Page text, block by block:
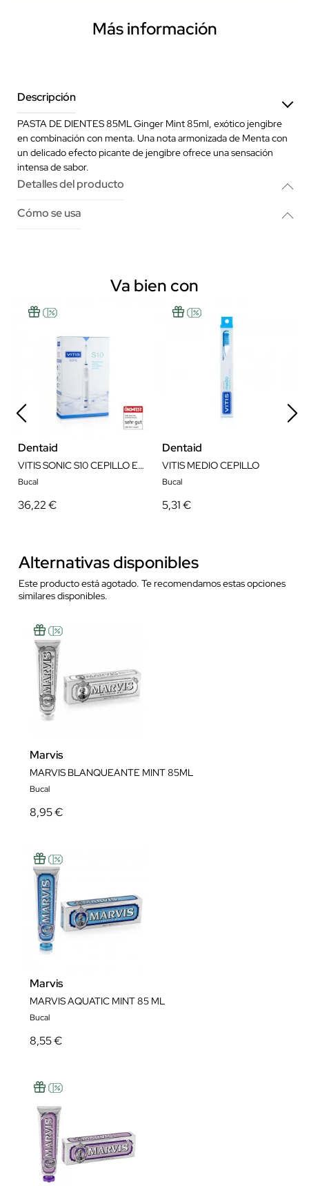
Más información
Descripción
PASTA DE DIENTES 85ML Ginger Mint 85ml, exótico jengibre
en combinación con menta. Una nota armonizada de Menta con
un delicado efecto picante de jengibre ofrece una sensación
intensa de sabor.
Detalles del producto
Cómo se usa
Va bien con
Dentaid
VITIS SONIC S10 CEPILLO ELECTRONICO
Bucal
36,22 €
Dentaid
VITIS MEDIO CEPILLO
Bucal
5,31 €
Alternativas disponibles
Este producto está agotado. Te recomendamos estas opciones
similares disponibles.
Marvis
MARVIS BLANQUEANTE MINT 85ML
Bucal
8,95 €
Marvis
MARVIS AQUATIC MINT 85 ML
Bucal
8,55 €